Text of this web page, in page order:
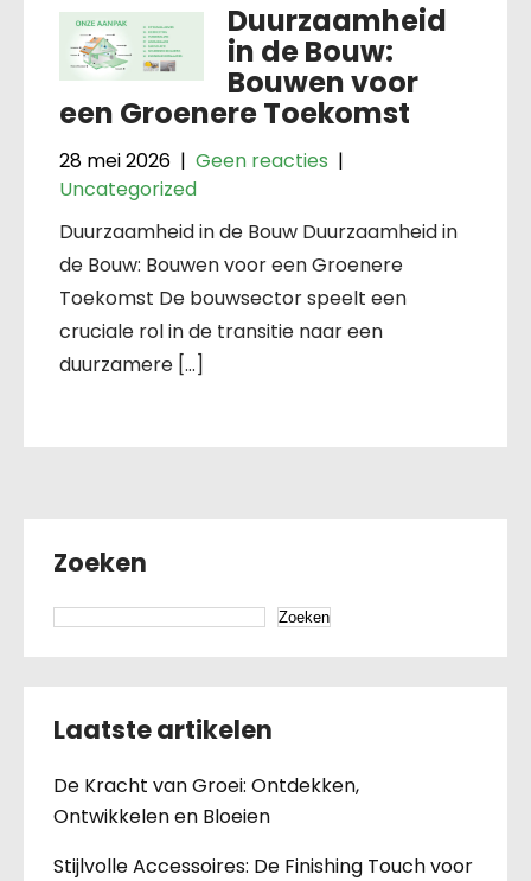
Duurzaamheid
in de Bouw:
Bouwen voor
een Groenere Toekomst
28 mei 2026 | Geen reacties |
Uncategorized
Duurzaamheid in de Bouw Duurzaamheid in
de Bouw: Bouwen voor een Groenere
Toekomst De bouwsector speelt een
cruciale rol in de transitie naar een
duurzamere […]
Zoeken
Zoeken
Laatste artikelen
De Kracht van Groei: Ontdekken,
Ontwikkelen en Bloeien
Stijlvolle Accessoires: De Finishing Touch voor